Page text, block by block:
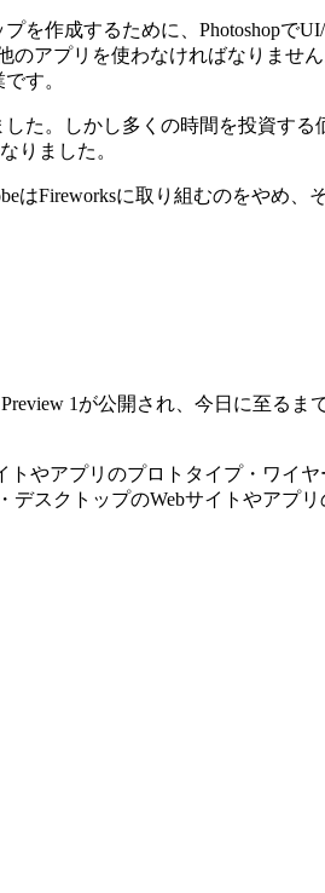
を作成するために、Photoshop
アプリを使わなければなりません
す。
た。しかし多くの時間を投資す
りました。
Fireworksに取り組むのをやめ、
Preview 1が公開され、今日に至
トやアプリのプロトタイプ・ワイ
スクトップのWebサイトやアプ